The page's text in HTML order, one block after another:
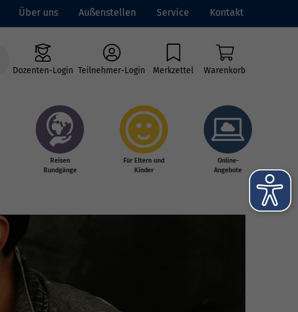
Über uns Außenstellen Service Kontakt
Dozenten-Login Teilnehmer-Login Merkzettel Warenkorb
Reisen
Rundgänge
Für Eltern und
Kinder
Online-
Angebote